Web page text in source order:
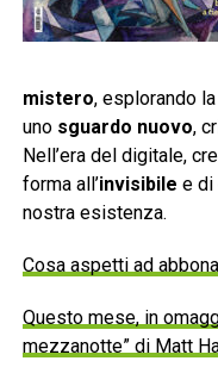
mistero, esplorando
uno sguardo nuovo,
Nell’era del digitale,
forma all’invisibile e di
nostra esistenza.
Cosa aspetti ad
Questo mese, in
mezzanotte” di Matt